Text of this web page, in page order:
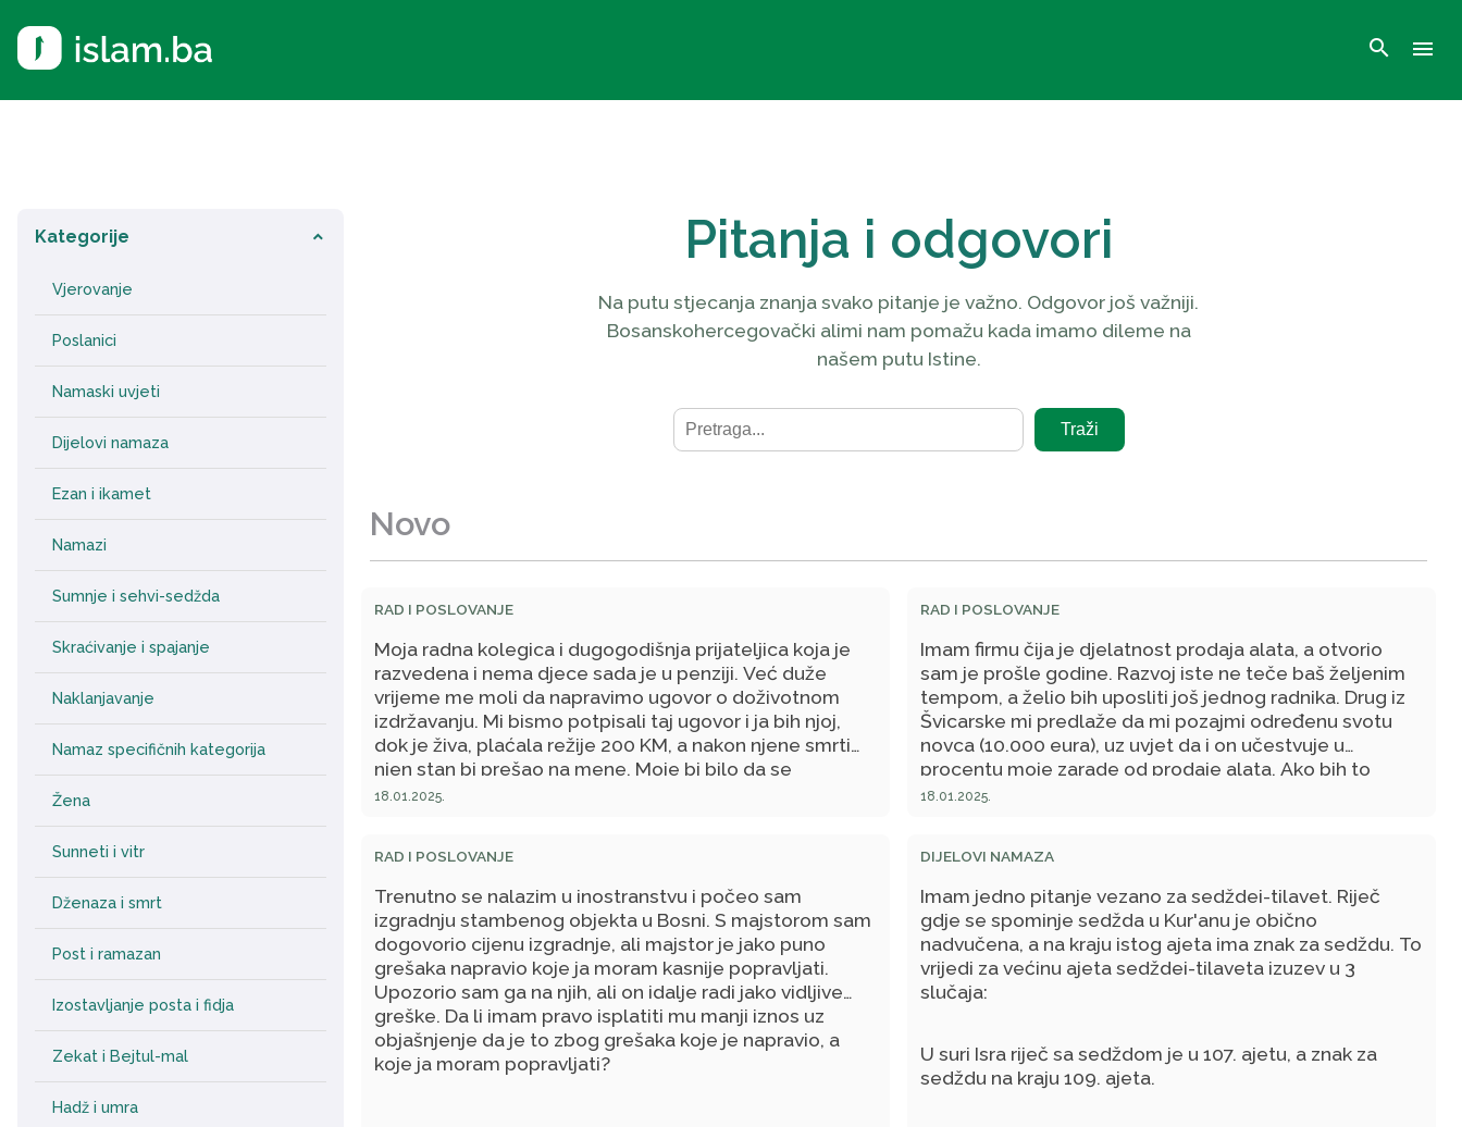
search menu
Kategorije keyboard_arrow_down
Vjerovanje
Poslanici
Namaski uvjeti
Dijelovi namaza
Ezan i ikamet
Namazi
Sumnje i sehvi-sedžda
Skraćivanje i spajanje
Naklanjavanje
Namaz specifičnih kategorija
Žena
Sunneti i vitr
Dženaza i smrt
Post i ramazan
Izostavljanje posta i fidja
Zekat i Bejtul-mal
Hadž i umra
Pitanja i odgovori
Na putu stjecanja znanja svako pitanje je važno. Odgovor još važniji.
Bosanskohercegovački alimi nam pomažu kada imamo dileme na
našem putu Istine.
Traži
Novo
RAD I POSLOVANJE
Moja radna kolegica i dugogodišnja prijateljica koja je
razvedena i nema djece sada je u penziji. Već duže
vrijeme me moli da napravimo ugovor o doživotnom
izdržavanju. Mi bismo potpisali taj ugovor i ja bih njoj,
dok je živa, plaćala režije 200 KM, a nakon njene smrti
njen stan bi prešao na mene. Moje bi bilo da se
pobrinem o njoj ili da je smjestim u dom i ukopam.
sestru s kojom nije u dobrim odnosima i sestra ima sina.
Ta njena imovina je njena i nije zajednička sa sestrom,
jer zajedničku imovinu su one nakon smrti roditelja
podijelile. Moje pitanje je da li ja, ako potpišem ugovor i
plaćam mjesečno ratu za režije, mogu naslijediti stan i
da li je to ispravno po islamu.
18.01.2025.
RAD I POSLOVANJE
Imam firmu čija je djelatnost prodaja alata, a otvorio
sam je prošle godine. Razvoj iste ne teče baš željenim
tempom, a želio bih uposliti još jednog radnika. Drug iz
Švicarske mi predlaže da mi pozajmi određenu svotu
novca (10.000 eura), uz uvjet da i on učestvuje u
procentu moje zarade od prodaje alata. Ako bih to
uradio mogao bih uposliti još jednog radnika. Nekako
18.01.2025.
RAD I POSLOVANJE
Trenutno se nalazim u inostranstvu i počeo sam
izgradnju stambenog objekta u Bosni. S majstorom sam
dogovorio cijenu izgradnje, ali majstor je jako puno
grešaka napravio koje ja moram kasnije popravljati.
Upozorio sam ga na njih, ali on idalje radi jako vidljive
greške. Da li imam pravo isplatiti mu manji iznos uz
objašnjenje da je to zbog grešaka koje je napravio, a
koje ja moram popravljati?
DIJELOVI NAMAZA
Imam jedno pitanje vezano za sedždei-tilavet. Riječ
gdje se spominje sedžda u Kur'anu je obično
nadvučena, a na kraju istog ajeta ima znak za sedždu. To
vrijedi za većinu ajeta sedždei-tilaveta izuzev u 3
slučaja:
U suri Isra riječ sa sedždom je u 107. ajetu, a znak za
sedždu na kraju 109. ajeta.